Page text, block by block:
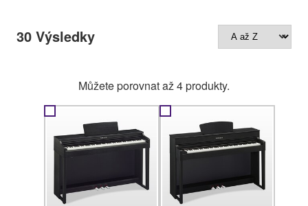
30 Výsledky
Můžete porovnat až 4 produkty.